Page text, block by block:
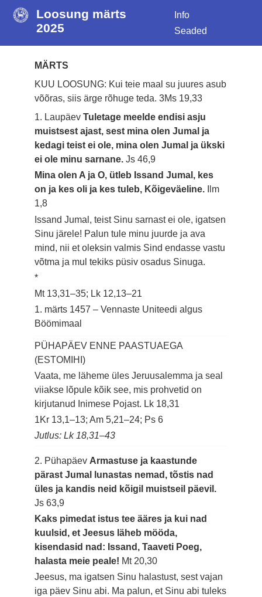
Loosung märts
2025
Info
Seaded
MÄRTS
KUU LOOSUNG: Kui teie maal su juures asub
võõras, siis ärge rõhuge teda.3Ms 19,33
1. LaupäevTuletage meelde endisi asju
muistsest ajast, sest mina olen Jumal ja
kedagi teist ei ole, mina olen Jumal ja ükski
ei ole minu sarnane.Js 46,9
Mina olen A ja O, ütleb Issand Jumal, kes
on ja kes oli ja kes tuleb, Kõigeväeline.
Ilm
1,8
Issand Jumal, teist Sinu sarnast ei ole, igatsen
Sinu järele! Palun tule minu juurde ja ava
mind, nii et oleksin valmis Sind endasse vastu
võtma ja mul tekiks püsiv osadus Sinuga.
*
Mt 13,31–35; Lk 12,13–21
1. märts 1457 – Vennaste Uniteedi algus
Böömimaal
PÜHAPÄEV ENNE PAASTUAEGA
(ESTOMIHI)
Vaata, me läheme üles Jeruusalemma ja seal
viiakse lõpule kõik see, mis prohvetid on
kirjutanud Inimese Pojast. Lk 18,31
1Kr 13,1–13; Am 5,21–24; Ps 6
Jutlus: Lk 18,31–43
2. Pühapäev Armastuse ja kaastunde
pärast Jumal lunastas nemad, tõstis nad
üles ja kandis neid kõigil muistseil päevil.
Js 63,9
Kaks pimedat istus tee ääres ja kui nad
kuulsid, et Jeesus läheb mööda,
kisendasid nad: Issand, Taaveti Poeg,
halasta meie peale! Mt 20,30
Jeesus, ma igatsen Sinu halastust, sest vajan
iga päev Sinu abi. Ma palun, et Sinu abi tuleks